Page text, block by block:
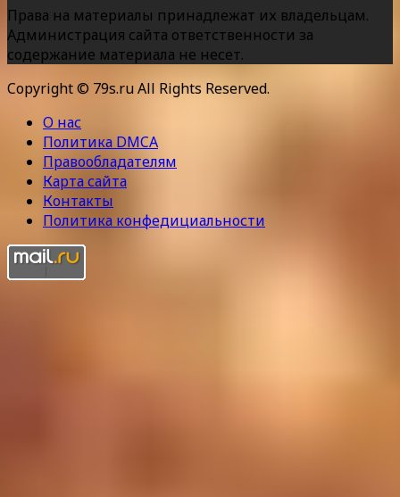
Права на материалы принадлежат их владельцам.
Администрация сайта ответственности за
содержание материала не несет.
Copyright © 79s.ru All Rights Reserved.
О нас
Политика DMCA
Правообладателям
Карта сайта
Контакты
Политика конфедициальности